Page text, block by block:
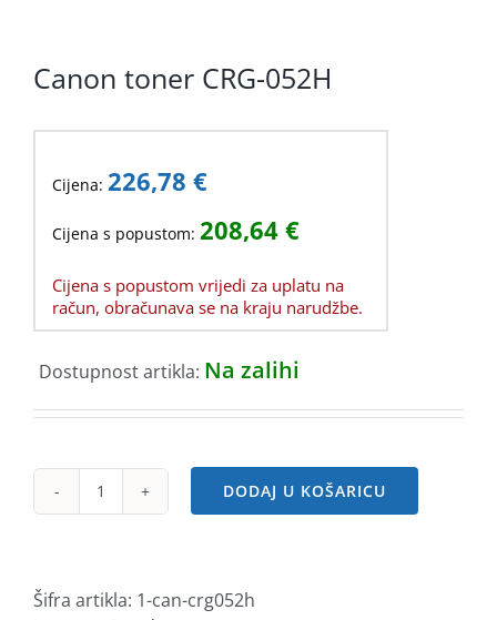
PERIFERIJA
KABELI I KONEKTORI
MREŽNA OPREMA
PRINTERI
POTROŠNI
POTROŠAČKA ELEKTRONIKA
OSTALO
Canon toner CRG-052H
Cijena: 226,78 €
Cijena s popustom: 208,64 €
Cijena s popustom vrijedi za uplatu na
račun, obračunava se na kraju narudžbe.
Dostupnost artikla: Na zalihi
Canon
količina
DODAJ U KOŠARICU
Šifra artikla: 1-can-crg052h